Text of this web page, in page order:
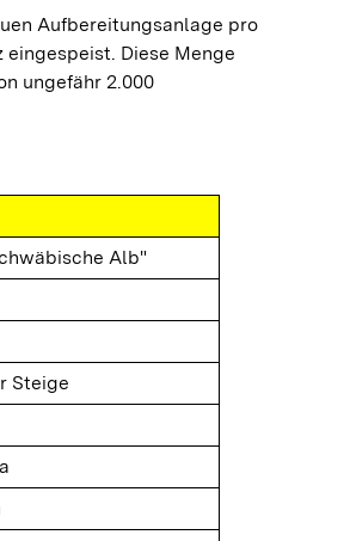
Aufbereitungsanlage pro
Diese Menge
ungefähr 2.000
Alb"
Steige